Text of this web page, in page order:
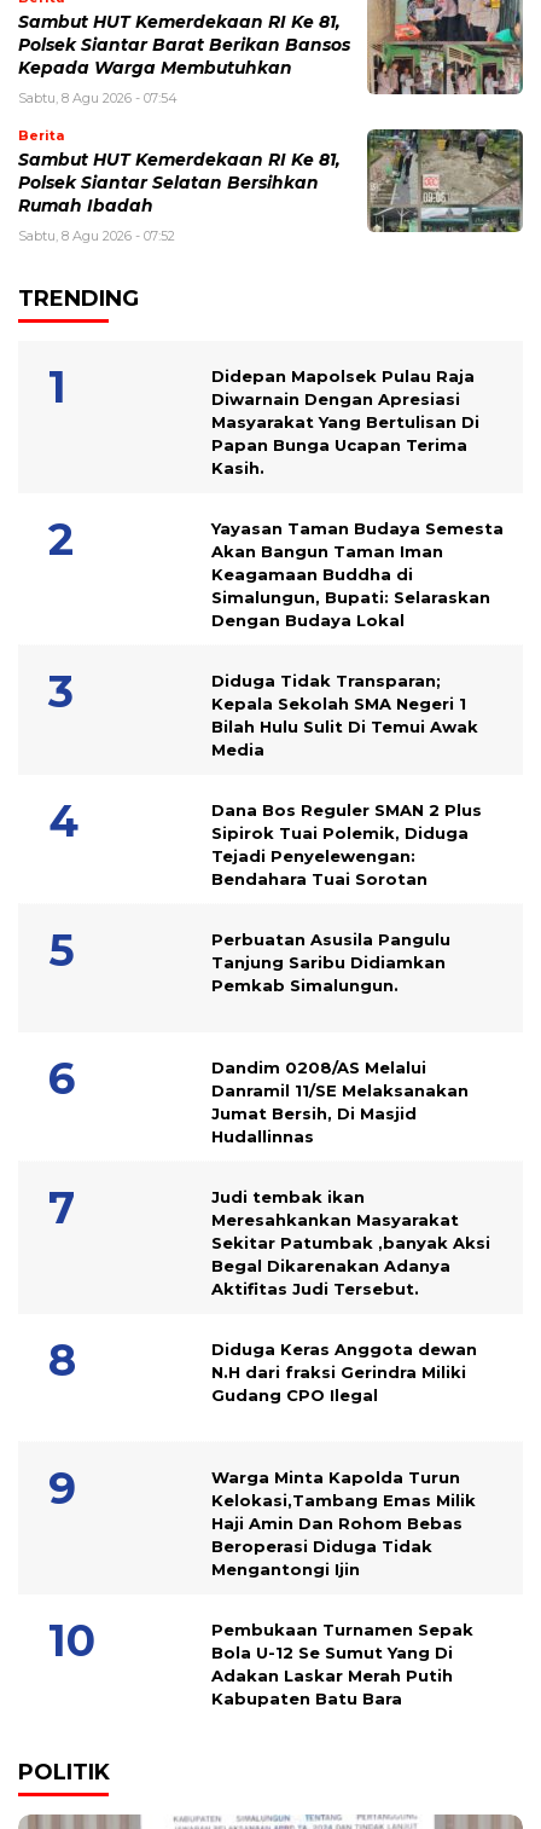
Sambut HUT Kemerdekaan RI Ke 81,
Polsek Siantar Barat Berikan Bansos
Kepada Warga Membutuhkan
Sabtu, 8 Agu 2026 - 07:54
Berita
Sambut HUT Kemerdekaan RI Ke 81,
Polsek Siantar Selatan Bersihkan
Rumah Ibadah
Sabtu, 8 Agu 2026 - 07:52
TRENDING
Didepan Mapolsek Pulau Raja
Diwarnain Dengan Apresiasi
Masyarakat Yang Bertulisan Di
Papan Bunga Ucapan Terima
Kasih.
Yayasan Taman Budaya Semesta
Akan Bangun Taman Iman
Keagamaan Buddha di
Simalungun, Bupati: Selaraskan
Dengan Budaya Lokal
Diduga Tidak Transparan;
Kepala Sekolah SMA Negeri 1
Bilah Hulu Sulit Di Temui Awak
Media
Dana Bos Reguler SMAN 2 Plus
Sipirok Tuai Polemik, Diduga
Tejadi Penyelewengan:
Bendahara Tuai Sorotan
Perbuatan Asusila Pangulu
Tanjung Saribu Didiamkan
Pemkab Simalungun.
Dandim 0208/AS Melalui
Danramil 11/SE Melaksanakan
Jumat Bersih, Di Masjid
Hudallinnas
Judi tembak ikan
Meresahkankan Masyarakat
Sekitar Patumbak ,banyak Aksi
Begal Dikarenakan Adanya
Aktifitas Judi Tersebut.
Diduga Keras Anggota dewan
N.H dari fraksi Gerindra Miliki
Gudang CPO Ilegal
Warga Minta Kapolda Turun
Kelokasi,Tambang Emas Milik
Haji Amin Dan Rohom Bebas
Beroperasi Diduga Tidak
Mengantongi Ijin
Pembukaan Turnamen Sepak
Bola U-12 Se Sumut Yang Di
Adakan Laskar Merah Putih
Kabupaten Batu Bara
POLITIK